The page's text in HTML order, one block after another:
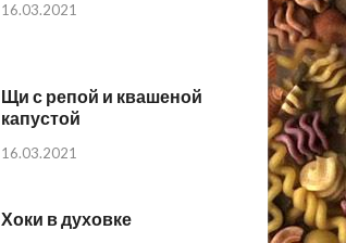
16.03.2021
Щи с репой и квашеной
капустой
16.03.2021
Хоки в духовке